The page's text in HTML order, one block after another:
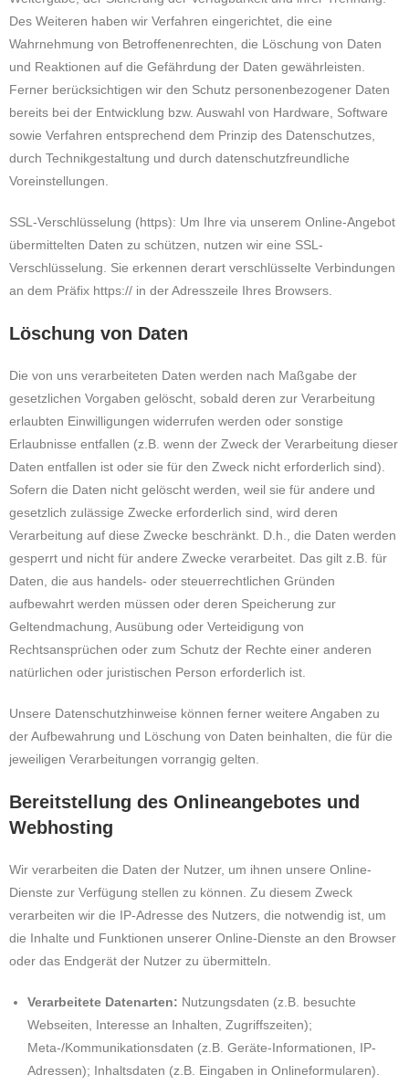
Des Weiteren haben wir Verfahren eingerichtet, die eine
Wahrnehmung von Betroffenenrechten, die Löschung von Daten
und Reaktionen auf die Gefährdung der Daten gewährleisten.
Ferner berücksichtigen wir den Schutz personenbezogener Daten
bereits bei der Entwicklung bzw. Auswahl von Hardware, Software
sowie Verfahren entsprechend dem Prinzip des Datenschutzes,
durch Technikgestaltung und durch datenschutzfreundliche
Voreinstellungen.
SSL-Verschlüsselung (https): Um Ihre via unserem Online-Angebot
übermittelten Daten zu schützen, nutzen wir eine SSL-
Verschlüsselung. Sie erkennen derart verschlüsselte Verbindungen
an dem Präfix https:// in der Adresszeile Ihres Browsers.
Löschung von Daten
Die von uns verarbeiteten Daten werden nach Maßgabe der
gesetzlichen Vorgaben gelöscht, sobald deren zur Verarbeitung
erlaubten Einwilligungen widerrufen werden oder sonstige
Erlaubnisse entfallen (z.B. wenn der Zweck der Verarbeitung dieser
Daten entfallen ist oder sie für den Zweck nicht erforderlich sind).
Sofern die Daten nicht gelöscht werden, weil sie für andere und
gesetzlich zulässige Zwecke erforderlich sind, wird deren
Verarbeitung auf diese Zwecke beschränkt. D.h., die Daten werden
gesperrt und nicht für andere Zwecke verarbeitet. Das gilt z.B. für
Daten, die aus handels- oder steuerrechtlichen Gründen
aufbewahrt werden müssen oder deren Speicherung zur
Geltendmachung, Ausübung oder Verteidigung von
Rechtsansprüchen oder zum Schutz der Rechte einer anderen
natürlichen oder juristischen Person erforderlich ist.
Unsere Datenschutzhinweise können ferner weitere Angaben zu
der Aufbewahrung und Löschung von Daten beinhalten, die für die
jeweiligen Verarbeitungen vorrangig gelten.
Bereitstellung des Onlineangebotes und
Webhosting
Wir verarbeiten die Daten der Nutzer, um ihnen unsere Online-
Dienste zur Verfügung stellen zu können. Zu diesem Zweck
verarbeiten wir die IP-Adresse des Nutzers, die notwendig ist, um
die Inhalte und Funktionen unserer Online-Dienste an den Browser
oder das Endgerät der Nutzer zu übermitteln.
Verarbeitete Datenarten: Nutzungsdaten (z.B. besuchte
Webseiten, Interesse an Inhalten, Zugriffszeiten);
Meta-/Kommunikationsdaten (z.B. Geräte-Informationen, IP-
Adressen); Inhaltsdaten (z.B. Eingaben in Onlineformularen).